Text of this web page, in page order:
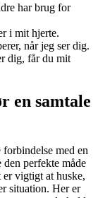
har brug for
i mit hjerte.
når jeg ser dig.
dig, får du mit
en samtale
med en
perfekte måde
vigtigt at huske,
situation. Her er